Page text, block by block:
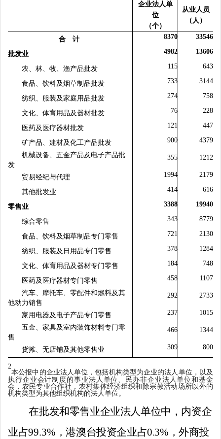
企业法人单
位
（个）
从业人员
（人）
合 计 8370 33546
批发业 4982 13606
农、林、牧、渔产品批发 115 643
食品、饮料及烟草制品批发 733 3144
纺织、服装及家庭用品批发 274 758
文化、体育用品及器材批发 76 228
医药及医疗器材批发 121 447
矿产品、建材及化工产品批发 900
4379
机械设备、五金产品及电子产品批
发
355 1212
贸易经纪与代理 1994 2179
其他批发业 414 616
零售业 3388 19940
综合零售 343 8779
食品、饮料及烟草制品专门零售 721 2130
纺织、服装及日用品专门零售 378 1284
文化、体育用品及器材专门零售 184 748
医药及医疗器材专门零售 458
1107
汽车、摩托车、零配件和燃料及其
他动力销售
292 2733
家用电器及电子产品专门零售 237
1015
五金、家具及室内装饰材料专门零
售
466 1344
货摊、无店铺及其他零售业 309 800
2
本公报中的企业法人单位，包括机构类型为企业的法人单位，以及
执行企业会计制度的事业法人单位、民办非企业法人单位和基金
会，农民专业合作社，农村集体经济组织和除宗教活动场所以外的
机构类型为其他组织机构的法人单位。
在批发和零售业企业法人单位中，内资企
业占99.3% ，港澳台投资企业占0.3% ，外商投